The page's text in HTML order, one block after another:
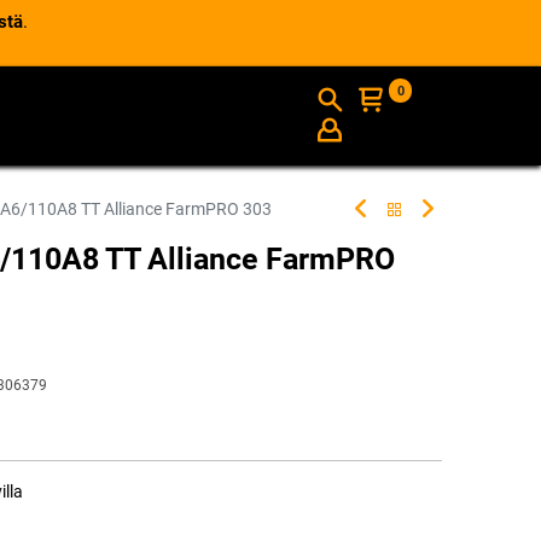
.
INFO
0
110A8 TT Alliance FarmPRO 303
TT Alliance FarmPRO